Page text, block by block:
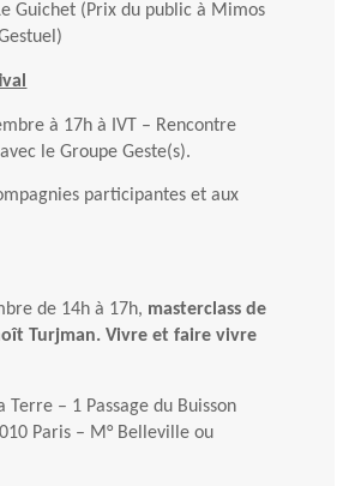
Guichet (Prix du public à Mimos
à 17h à IVT – Rencontre
le Groupe Geste(s).
participantes et aux
de 14h à 17h, masterclass de
Turjman. Vivre et faire vivre
Terre – 1 Passage du Buisson
Paris – M° Belleville ou